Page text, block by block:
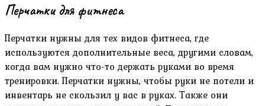
Перчатки для фитнеса
Перчатки нужны для тех видов фитнеса, где
используются дополнительные веса, другими словам,
когда вам нужно что-то держать руками во время
тренировки. Перчатки нужны, чтобы руки не потели и
инвентарь не скользил у вас в руках. Также они